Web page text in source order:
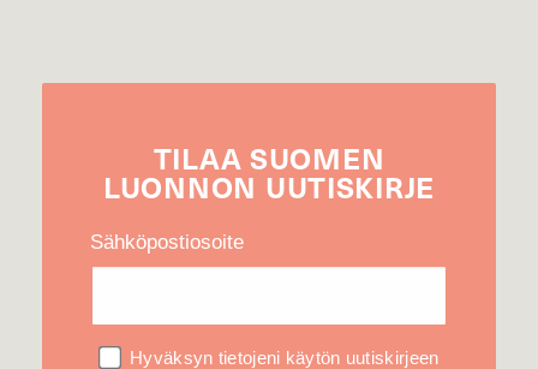
TILAA SUOMEN
LUONNON UUTIS­KIRJE
Sähköpostiosoite
Hyväksyn tietojeni käytön uutiskirjeen